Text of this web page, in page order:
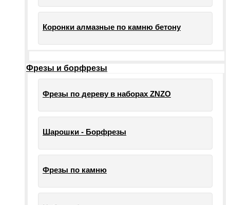
Коронки алмазные по камню бетону
Фрезы и борфрезы
Фрезы по дереву в наборах ZNZO
Шарошки - Борфрезы
Фрезы по камню